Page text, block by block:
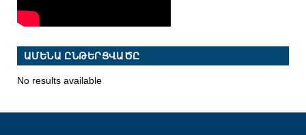
ԱՄԵՆԱ ԸՆԹԵՐՑՎԱԾԸ
No results available